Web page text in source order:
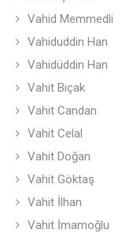
Vahid Memmedli
Vahiduddin Han
Vahidüddin Han
Vahit Bıçak
Vahit Candan
Vahit Celal
Vahit Doğan
Vahit Göktaş
Vahit İlhan
Vahit İmamoğlu